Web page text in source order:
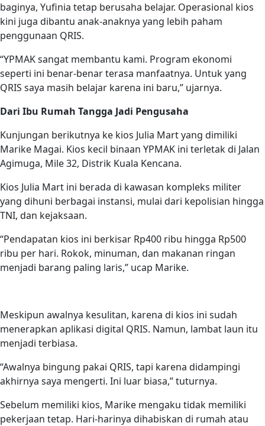
baginya, Yufinia tetap berusaha belajar. Operasional kios
kini juga dibantu anak-anaknya yang lebih paham
penggunaan QRIS.
“YPMAK sangat membantu kami. Program ekonomi
seperti ini benar-benar terasa manfaatnya. Untuk yang
QRIS saya masih belajar karena ini baru,” ujarnya.
Dari Ibu Rumah Tangga Jadi Pengusaha
Kunjungan berikutnya ke kios Julia Mart yang dimiliki
Marike Magai. Kios kecil binaan YPMAK ini terletak di Jalan
Agimuga, Mile 32, Distrik Kuala Kencana.
Kios Julia Mart ini berada di kawasan kompleks militer
yang dihuni berbagai instansi, mulai dari kepolisian hingga
TNI, dan kejaksaan.
“Pendapatan kios ini berkisar Rp400 ribu hingga Rp500
ribu per hari. Rokok, minuman, dan makanan ringan
menjadi barang paling laris,” ucap Marike.
Meskipun awalnya kesulitan, karena di kios ini sudah
menerapkan aplikasi digital QRIS. Namun, lambat laun itu
menjadi terbiasa.
“Awalnya bingung pakai QRIS, tapi karena didampingi
akhirnya saya mengerti. Ini luar biasa,” tuturnya.
Sebelum memiliki kios, Marike mengaku tidak memiliki
pekerjaan tetap. Hari-harinya dihabiskan di rumah atau